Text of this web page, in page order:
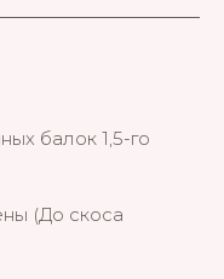
балок 1,5-го
(До скоса